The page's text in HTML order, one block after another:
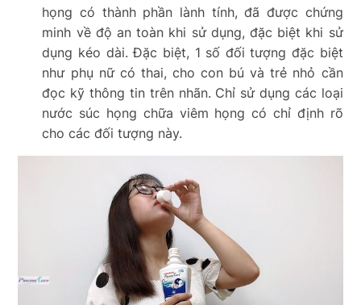
họng có thành phần lành tính, đã được chứng
minh về độ an toàn khi sử dụng, đặc biệt khi sử
dụng kéo dài. Đặc biệt, 1 số đối tượng đặc biệt
như phụ nữ có thai, cho con bú và trẻ nhỏ cần
đọc kỹ thông tin trên nhãn. Chỉ sử dụng các loại
nước súc họng chữa viêm họng có chỉ định rõ
cho các đối tượng này.